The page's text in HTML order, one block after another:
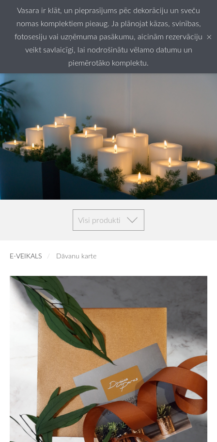
Vasara ir klāt, un pieprasījums pēc dekorāciju un sveču
nomas komplektiem pieaug. Ja plānojat kāzas, svinības,
fotosesiju vai uzņēmuma pasākumu, aicinām rezervāciju
veikt savlaicīgi, lai nodrošinātu vēlamo datumu un
piemērotāko komplektu.
×
Visi produkti
E-VEIKALS Dāvanu karte